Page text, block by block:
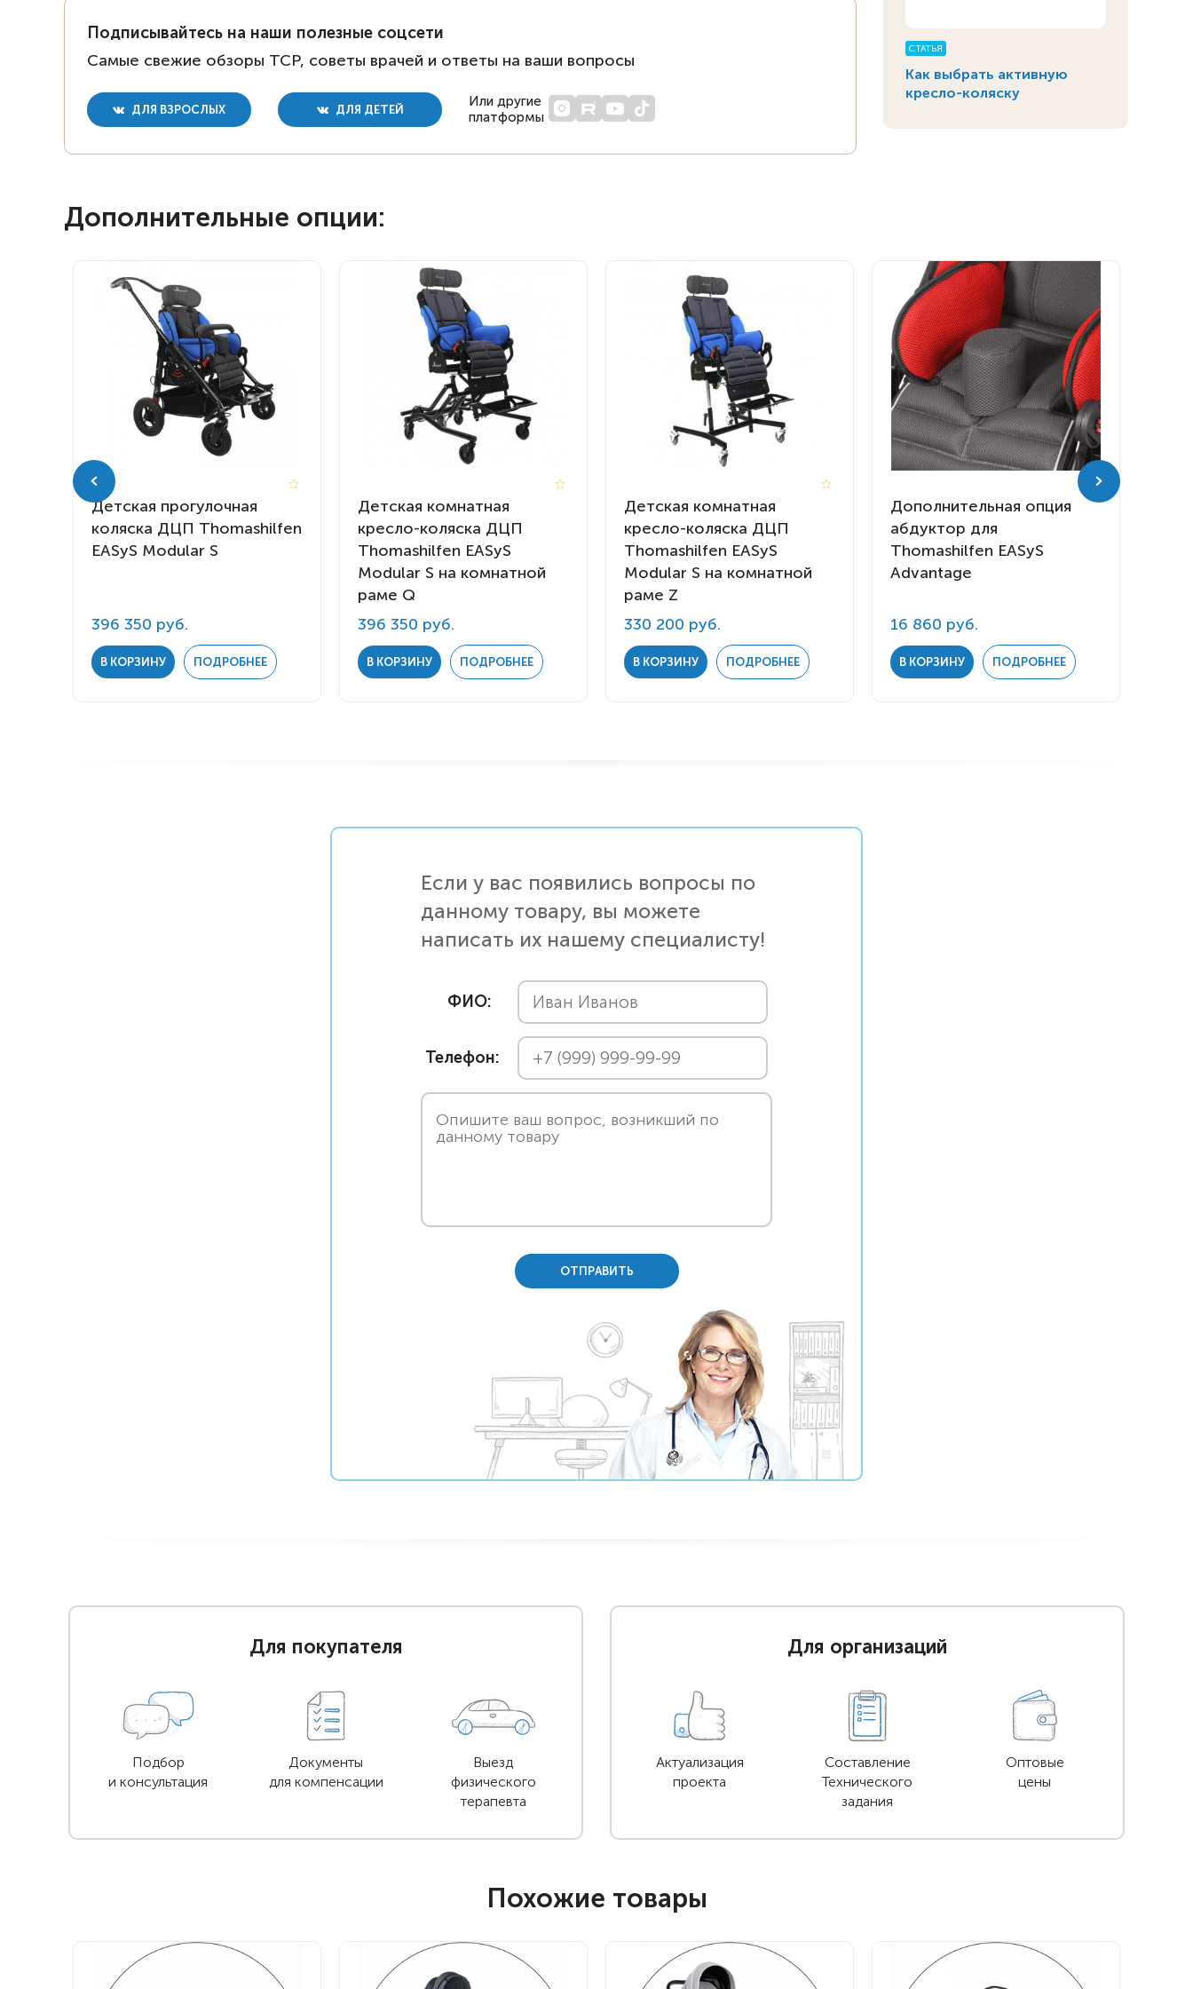
СТАТЬЯ
Как выбрать активную
кресло-коляску
Подписывайтесь на наши полезные соцсети
Самые свежие обзоры ТСР, советы врачей и ответы на ваши вопросы
ДЛЯ ВЗРОСЛЫХ ДЛЯ ДЕТЕЙ
Или другие
платформы
Дополнительные опции:
Детская прогулочная
коляска ДЦП Thomashilfen
EASyS Modular S
396 350 руб.
В КОРЗИНУ ПОДРОБНЕЕ
Детская комнатная
кресло-коляска ДЦП
Thomashilfen EASyS
Modular S на комнатной
раме Q
396 350 руб.
В КОРЗИНУ ПОДРОБНЕЕ
Детская комнатная
кресло-коляска ДЦП
Thomashilfen EASyS
Modular S на комнатной
раме Z
330 200 руб.
В КОРЗИНУ ПОДРОБНЕЕ
Дополнительная опция
абдуктор для
Thomashilfen EASyS
Advantage
16 860 руб.
В КОРЗИНУ ПОДРОБНЕЕ
Если у вас появились вопросы по
данному товару, вы можете
написать их нашему специалисту!
ФИО:
Телефон:
ОТПРАВИТЬ
Для покупателя
Подбор
и консультация
Документы
для компенсации
Выезд
физического
терапевта
Для организаций
Актуализация
проекта
Составление
Технического
задания
Оптовые
цены
Похожие товары